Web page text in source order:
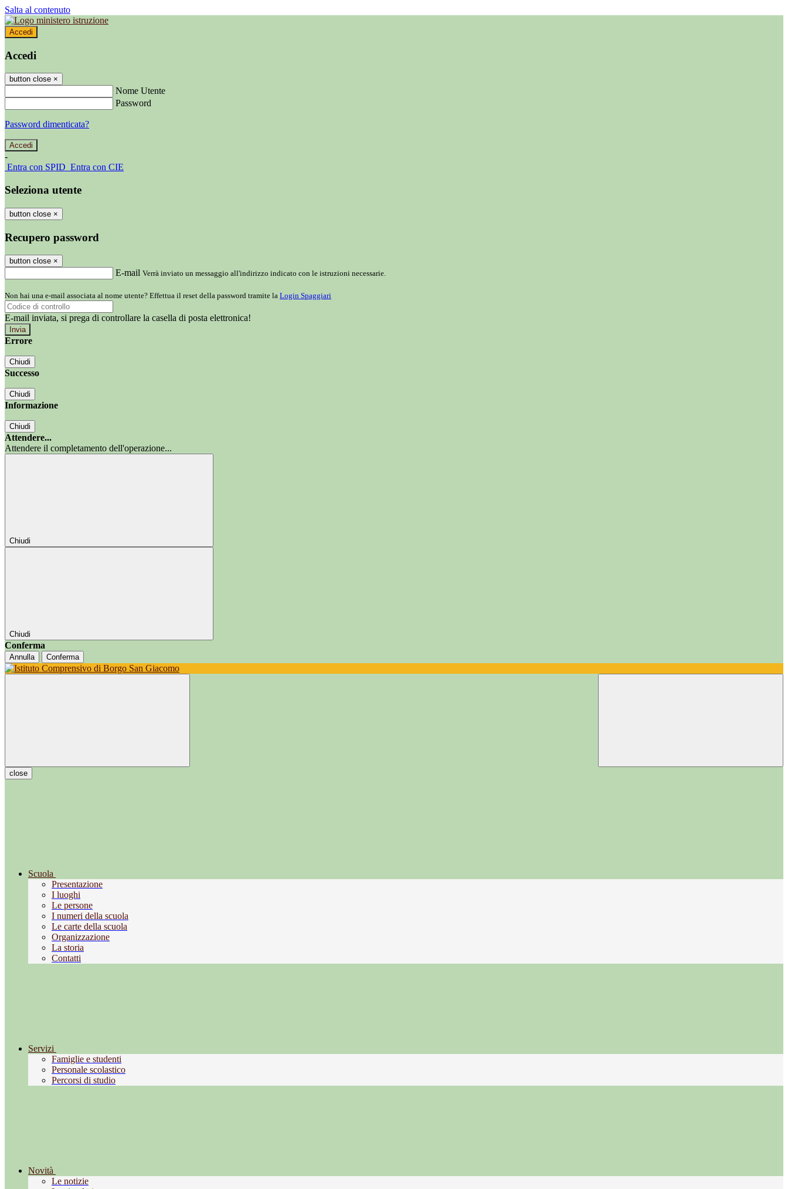
Salta al contenuto
Accedi
Accedi
button close ×
Nome Utente
Password
Password dimenticata?
-
Entra con SPID Entra con CIE
Seleziona utente
button close ×
Recupero password
button close ×
E-mail Verrà inviato un messaggio all'indirizzo indicato con le istruzioni necessarie.
Non hai una e-mail associata al nome utente? Effettua il reset della password tramite la Login Spaggiari
E-mail inviata, si prega di controllare la casella di posta elettronica!
Errore
Chiudi
Successo
Chiudi
Informazione
Chiudi
Attendere...
Attendere il completamento dell'operazione...
Chiudi
Chiudi
Conferma
Annulla Conferma
close
Scuola
Presentazione
I luoghi
Le persone
I numeri della scuola
Le carte della scuola
Organizzazione
La storia
Contatti
Servizi
Famiglie e studenti
Personale scolastico
Percorsi di studio
Novità
Le notizie